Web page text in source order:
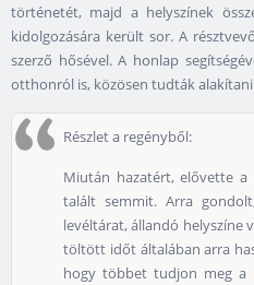
történetét, majd a helyszínek
kidolgozására került sor. A
szerző hősével. A honlap
otthonról is, közösen tudták
Részlet a regényből:
Miután hazatért, elővette
talált semmit. Arra
levéltárat, állandó helyszíne
töltött időt általában arra
hogy többet tudjon meg a